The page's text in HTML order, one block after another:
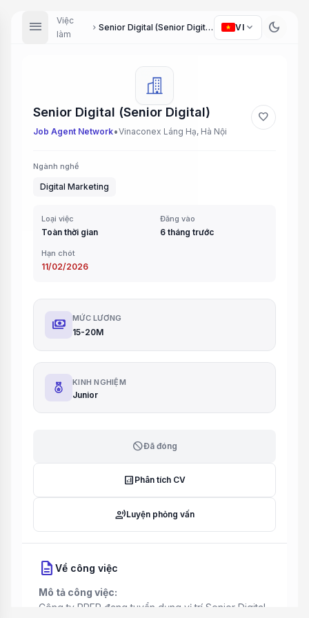
menu
Việc
làm
chevron_right Senior Digital (Senior Digital) VIexpand_more dark_mode
Senior Digital (Senior Digital)
Job Agent Network•Vinaconex Láng Hạ, Hà Nội
favorite
Ngành nghề
Digital Marketing
Loại việc
Toàn thời gian
Đăng vào
6 tháng trước
Hạn chót
11/02/2026
payments MỨC LƯƠNG
15-20M
KINH NGHIỆM
Junior
blockĐã đóng
analytics Phân tích CV
record_voice_overLuyện phỏng vấn
description Về công việc
Mô tả công việc:
Công ty PREP đang tuyển dụng vị trí Senior Digital